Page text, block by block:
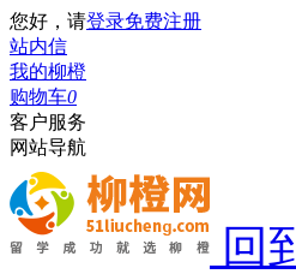
您好，请登录免费注册
站内信
我的柳橙
购物车0
客户服务
网站导航
回